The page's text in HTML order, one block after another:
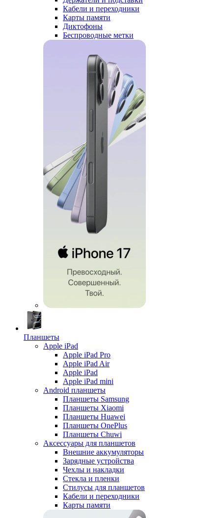
Кабели и переходники
Карты памяти
Диктофоны
Беспроводные метки
Планшеты
Apple iPad
Apple iPad Pro
Apple iPad Air
Apple iPad
Apple iPad mini
Android планшеты
Планшеты Samsung
Планшеты Xiaomi
Планшеты Huawei
Планшеты OnePlus
Планшеты Chuwi
Аксессуары для планшетов
Внешние аккумуляторы
Зарядные устройства
Чехлы и накладки
Стекла и пленки
Стилусы для планшетов
Кабели и переходники
Карты памяти